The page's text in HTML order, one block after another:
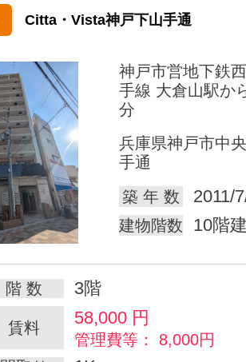
Citta・Vista神戸下山手通
神戸市営地下鉄
手線 大倉山駅か
分
兵庫県神戸市中
手通
築 年 数
2011/
建物階数 10階
階 数 3階
賃料 58,000 円
管理費等： 8,000円